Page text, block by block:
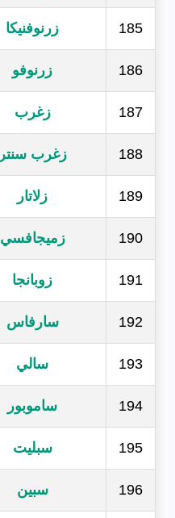
185 زرنوفنيكا
186 زرنوفو
187 زغرب
188 زغرب سنتر
189 زلاتار
190 زميجافسي
191 زوبانجا
192 سارفاس
193 سالي
194 ساموبور
195 سبليت
196 سبين